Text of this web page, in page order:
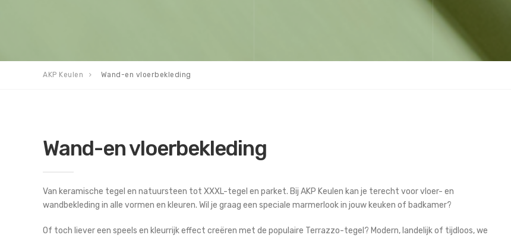
AKP Keulen Wand-en vloerbekleding
Wand-en vloerbekleding
Van keramische tegel en natuursteen tot XXXL-tegel en parket. Bij AKP Keulen kan je terecht voor vloer- en
wandbekleding in alle vormen en kleuren. Wil je graag een speciale marmerlook in jouw keuken of badkamer?
Of toch liever een speels en kleurrijk effect creëren met de populaire Terrazzo-tegel? Modern, landelijk of tijdloos, we